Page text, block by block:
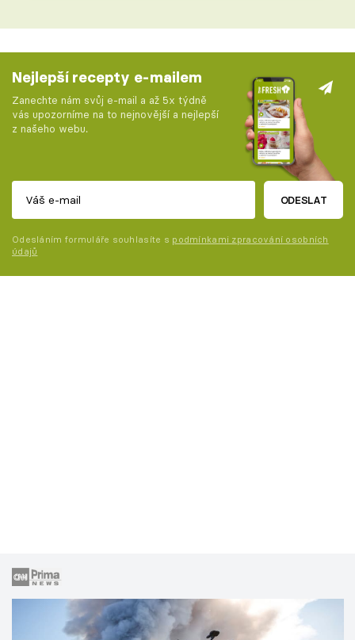
Nejlepší recepty e-mailem
Zanechte nám svůj e-mail a až 5x týdně
vás upozorníme na to nejnovější a nejlepší
z našeho webu.
ODESLAT
Odesláním formuláře souhlasíte s podmínkami zpracování osobních
údajů